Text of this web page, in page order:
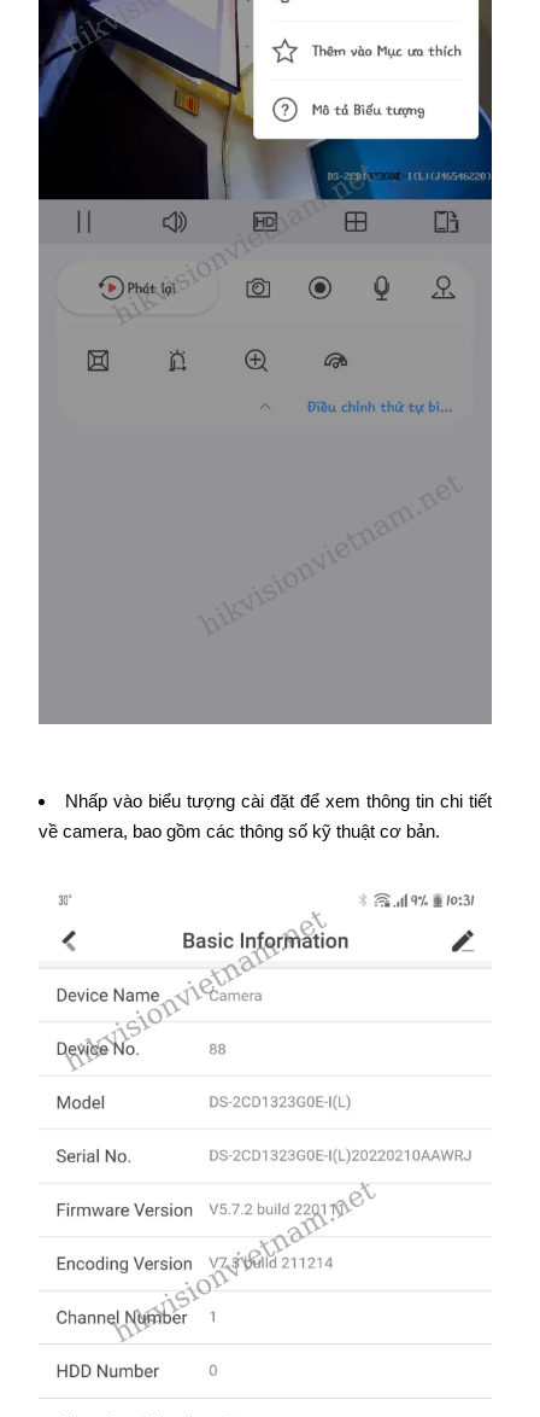
Nhấp vào biểu tượng cài đặt để xem thông tin chi tiết
về camera, bao gồm các thông số kỹ thuật cơ bản.